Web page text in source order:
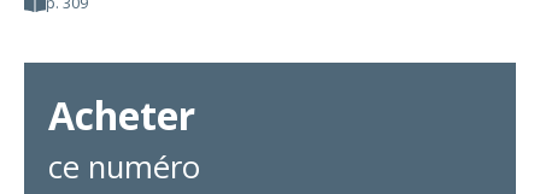
Acheter
ce numéro